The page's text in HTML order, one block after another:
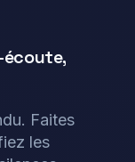
Faites
les